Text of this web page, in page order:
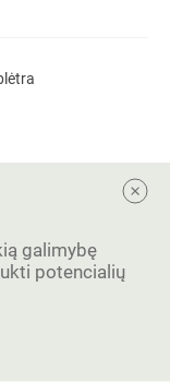
galimybę
potencialių